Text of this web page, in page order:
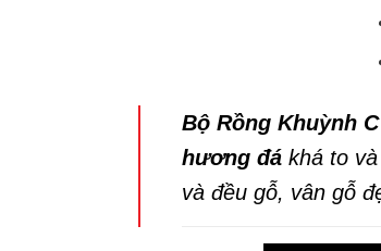
Bộ Rồng Khuỳnh
hương đákhá to và
và đều gỗ, vân gỗ